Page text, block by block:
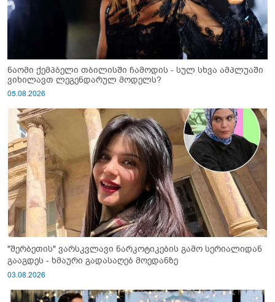
ნაომი ქემპბელი თბილისში ჩამოდის - სულ სხვა ამპლუაში
ვიხილავთ ლეგენდარულ მოდელს?
05.08.2026
"შერბეთის" ვარსკვლავი ნარკოტიკების გამო სერიალიდან
გააგდეს - ხმაური გადასაღებ მოედანზე
03.08.2026